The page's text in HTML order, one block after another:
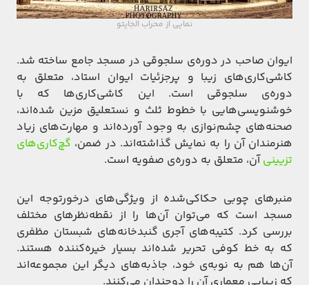
نمایی از محراب الجایتو
ایوان صاحب در دوره‌ی سلجوقی در مسجد جامع ساخته شد.
کاشی‌کاری‌های زیبا و پرجزئیات ایوان استاد، متعلق به
دوره‌ی سلجوقی است. این کاشی‌کاری‌ها که با
خوشنویسی‌هایی با خطوط ثلث و نستعلیق مزین شده‌اند،
صحنه‌های چشم‌نوازی به وجود آورده‌اند و مهارت‌های زیاد
هنرمندان آن را به نمایش گذاشته‌اند. در ضمن، گچ‌کاری‌های
تزیینیآن، متعلق به دوره‌ی صفویه است.
منبرهای چوبی حکاکی‌شده از ویژگی‌های درخورتوجه این
مسجد است که می‌توان آن‌ها را از نقطه‌نظرهای مختلف
بررسی کرد. کتیبه‌های آجری گنبد‌خانه‌های شبستان مظفری
که به خط کوفی تحریر شده‌اند بسیار خیره‌کننده هستند.
آن‌ها هم به نوبه‌ی خود، جاذبه‌های دیگر این مجموعه‌اند